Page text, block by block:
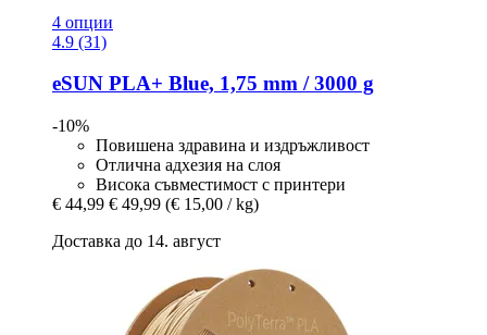
4 опции
4.9 (31)
eSUN PLA+ Blue, 1,75 mm / 3000 g
-10%
Повишена здравина и издръжливост
Отлична адхезия на слоя
Висока съвместимост с принтери
€ 44,99 € 49,99 (€ 15,00 / kg)
Доставка до 14. август